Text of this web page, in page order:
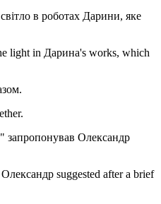
в роботах Дарини, яке
light in Дарина's works, which
запропонував Олександр
suggested after a brief